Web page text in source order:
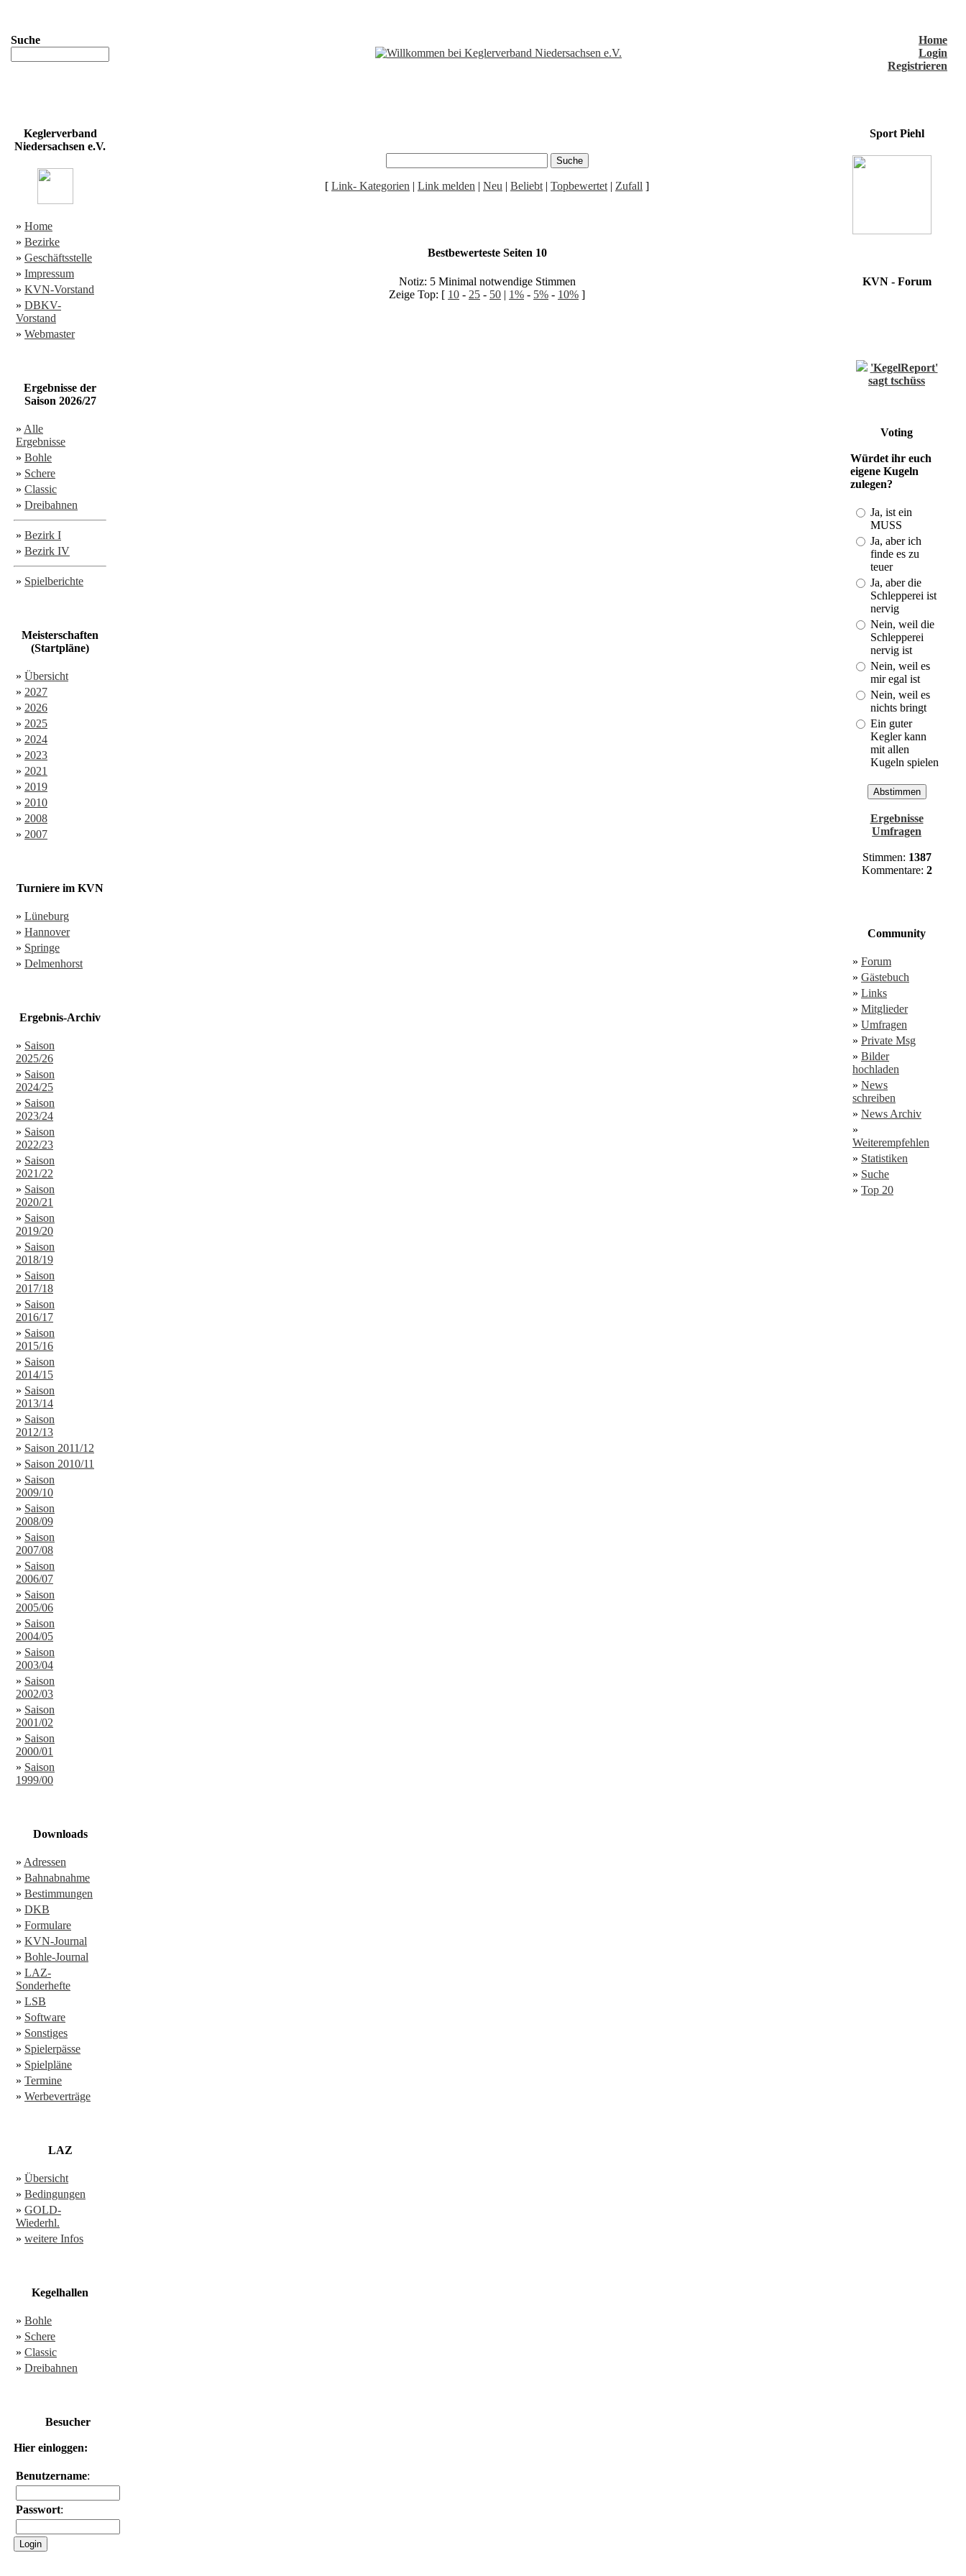
Suche
Home
Login
Registrieren
Keglerverband
Niedersachsen e.V.
» Home
» Bezirke
» Geschäftsstelle
» Impressum
» KVN-Vorstand
» DBKV-
Vorstand
» Webmaster
Ergebnisse der
Saison 2026/27
» Alle
Ergebnisse
» Bohle
» Schere
» Classic
» Dreibahnen
» Bezirk I
» Bezirk IV
» Spielberichte
Meisterschaften
(Startpläne)
» Übersicht
» 2027
» 2026
» 2025
» 2024
» 2023
» 2021
» 2019
» 2010
» 2008
» 2007
Turniere im KVN
» Lüneburg
» Hannover
» Springe
» Delmenhorst
Ergebnis-Archiv
» Saison
2025/26
» Saison
2024/25
» Saison
2023/24
» Saison
2022/23
» Saison
2021/22
» Saison
2020/21
» Saison
2019/20
» Saison
2018/19
» Saison
2017/18
» Saison
2016/17
» Saison
2015/16
» Saison
2014/15
» Saison
2013/14
» Saison
2012/13
» Saison 2011/12
» Saison 2010/11
» Saison
2009/10
» Saison
2008/09
» Saison
2007/08
» Saison
2006/07
» Saison
2005/06
» Saison
2004/05
» Saison
2003/04
» Saison
2002/03
» Saison
2001/02
» Saison
2000/01
» Saison
1999/00
Downloads
» Adressen
» Bahnabnahme
» Bestimmungen
» DKB
» Formulare
» KVN-Journal
» Bohle-Journal
» LAZ-
Sonderhefte
» LSB
» Software
» Sonstiges
» Spielerpässe
» Spielpläne
» Termine
» Werbeverträge
LAZ
» Übersicht
» Bedingungen
» GOLD-
Wiederhl.
» weitere Infos
Kegelhallen
» Bohle
» Schere
» Classic
» Dreibahnen
Besucher
Hier einloggen:
Benutzername:
Passwort:
[ Link- Kategorien | Link melden | Neu | Beliebt | Topbewertet | Zufall ]
Bestbewerteste Seiten 10
Notiz: 5 Minimal notwendige Stimmen
Zeige Top: [ 10 - 25 - 50 | 1% - 5% - 10% ]
Sport Piehl
KVN - Forum
sagt tschüss
(Last: 21.08. -
und Spielberichte
(Last: 01.11. -
20:50)
Kegeln im
(Last: 19.08. -
23:43)
DKB-
Strukturplan
2010-2013
(Last: 28.01. -
21:34)
ISV-
Gratulation an
Cuxhaven!
(Last: 30.03. -
21:01)
Voting
Würdet ihr euch
eigene Kugeln
zulegen?
Ja, ist ein
MUSS
Ja, aber ich
finde es zu
teuer
Ja, aber die
Schlepperei ist
nervig
Nein, weil die
Schlepperei
nervig ist
Nein, weil es
mir egal ist
Nein, weil es
nichts bringt
Ein guter
Kegler kann
mit allen
Kugeln spielen
Ergebnisse
Umfragen
Stimmen: 1387
Kommentare: 2
Community
» Forum
» Gästebuch
» Links
» Mitglieder
» Umfragen
» Private Msg
» Bilder
hochladen
» News
schreiben
» News Archiv
»
Weiterempfehlen
» Statistiken
» Suche
» Top 20